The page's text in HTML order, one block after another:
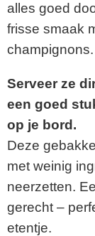
alles goed
frisse smaak
champignons.
Serveer ze
een goed
op je bord.
Deze
met weinig
neerzetten.
gerecht –
etentje.